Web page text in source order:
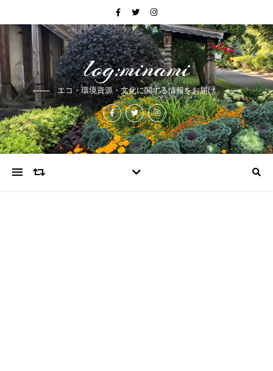
log:minami
エコ・環境資源・文化に関する情報をお届け